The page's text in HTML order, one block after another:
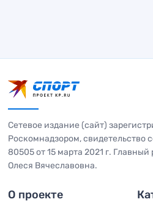
Сетевое издание (сайт)
Роскомнадзором,
80505 от 15 марта 2021 г.
Олеся Вячеславовна.
О проекте